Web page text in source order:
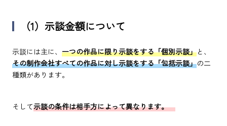
（1）示談金額について
示談には主に、 一つの作品に限り示談をする「個別示談」と、
その制作会社すべての作品に対し示談をする「包括示談」の二
種類があります。
そして示談の条件は相手方によって異なります。